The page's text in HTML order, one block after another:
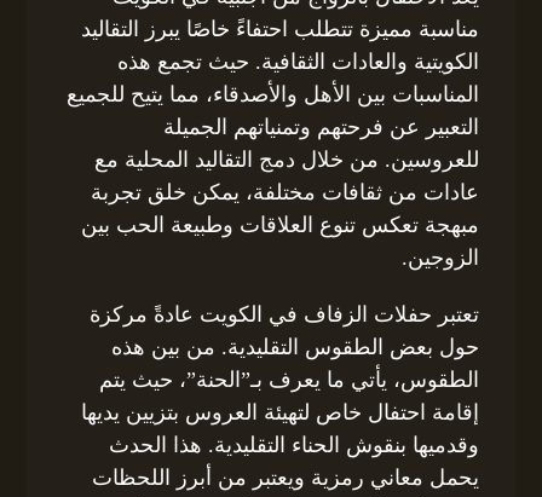
مناسبة مميزة تتطلب احتفاءً خاصًا يبرز التقاليد
الكويتية والعادات الثقافية. حيث تجمع هذه
المناسبات بين الأهل والأصدقاء، مما يتيح للجميع
التعبير عن فرحتهم وتمنياتهم الجميلة
للعروسين. من خلال دمج التقاليد المحلية مع
عادات من ثقافات مختلفة، يمكن خلق تجربة
مبهجة تعكس تنوع العلاقات وطبيعة الحب بين
الزوجين.
تعتبر حفلات الزفاف في الكويت عادةً مركزة
حول بعض الطقوس التقليدية. من بين هذه
الطقوس، يأتي ما يعرف بـ”الحنة”، حيث يتم
إقامة احتفال خاص لتهيئة العروس بتزيين يديها
وقدميها بنقوش الحناء التقليدية. هذا الحدث
يحمل معاني رمزية ويعتبر من أبرز اللحظات